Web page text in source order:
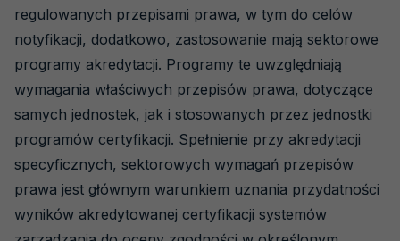
regulowanych przepisami prawa, w tym do celów
notyfikacji, dodatkowo, zastosowanie mają sektorowe
programy akredytacji. Programy te uwzględniają
wymagania właściwych przepisów prawa, dotyczące
samych jednostek, jak i stosowanych przez jednostki
programów certyfikacji. Spełnienie przy akredytacji
specyficznych, sektorowych wymagań przepisów
prawa jest głównym warunkiem uznania przydatności
wyników akredytowanej certyfikacji systemów